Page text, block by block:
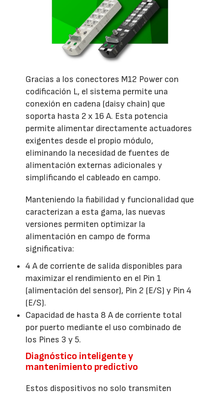
Gracias a los conectores M12 Power con
codificación L, el sistema permite una
conexión en cadena (daisy chain) que
soporta hasta 2 x 16 A. Esta potencia
permite alimentar directamente actuadores
exigentes desde el propio módulo,
eliminando la necesidad de fuentes de
alimentación externas adicionales y
simplificando el cableado en campo.
Manteniendo la fiabilidad y funcionalidad que
caracterizan a esta gama, las nuevas
versiones permiten optimizar la
alimentación en campo de forma
significativa:
4 A de corriente de salida disponibles para
maximizar el rendimiento en el Pin 1
(alimentación del sensor), Pin 2 (E/S) y Pin 4
(E/S).
Capacidad de hasta 8 A de corriente total
por puerto mediante el uso combinado de
los Pines 3 y 5.
Diagnóstico inteligente y
mantenimiento predictivo
Estos dispositivos no solo transmiten